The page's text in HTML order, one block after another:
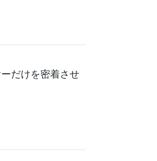
だけを密着させ